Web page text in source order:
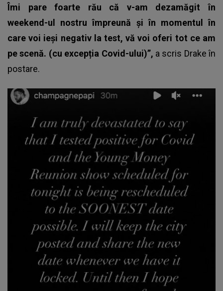
Îmi pare foarte rău că v-am dezamăgit în
weekend-ul nostru împreună și în momentul în
care voi ieși negativ la test, vă voi oferi tot ce am
pe scenă. (cu excepția Covid-ului)”, a scris Drake în
postare.